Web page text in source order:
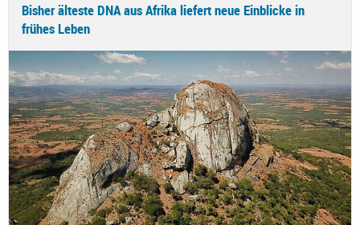
Bisher älteste DNA aus Afrika liefert neue Einblicke in
frühes Leben